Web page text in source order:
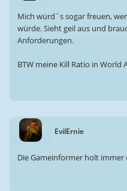
Mich würd´s sogar freuen,
würde. Sieht geil aus und
Anforderungen.
BTW meine Kill Ratio in World
EvilErnie
Die Gameinformer holt immer